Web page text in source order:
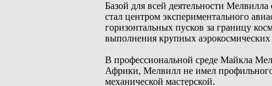
Базой для всей деятельности
стал центром экспериментального
горизонтальных пусков за границу
выполнения крупных
В профессиональной среде Майкла
Африки, Мелвилл не имел профильного
механической мастерской.